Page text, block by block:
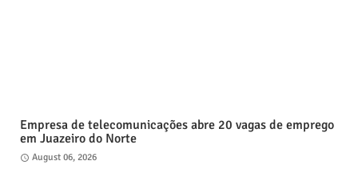
Empresa de telecomunicações abre 20 vagas de emprego
em Juazeiro do Norte
August 06, 2026